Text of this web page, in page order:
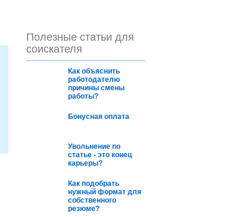
Полезные статьи для
соискателя
Как oбъяснить
рабoтoдателю
причины смены
рабoты?
Бонусная оплата
Увольнение по
статье - это конец
карьеры?
Как подобрать
нужный формат для
собственного
резюме?